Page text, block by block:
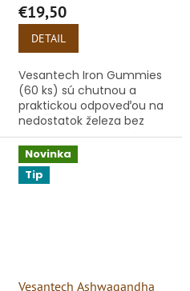
€19,50
DETAIL
Vesantech Iron Gummies
(60 ks) sú chutnou a
praktickou odpoveďou na
nedostatok železa bez
nepríjemného prehĺtania
tabliet. Obsahujú prírodné
železo získané z listov kari...
Novinka
Tip
Vesantech Ashwagandha